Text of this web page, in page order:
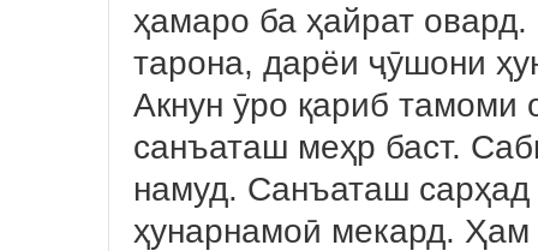
ҳамаро ба ҳайрат
тарона, дарёи ҷӯшони
Акнун ӯро қариб
санъаташ меҳр баст.
намуд. Санъаташ сарҳад
ҳунарнамоӣ мекард.